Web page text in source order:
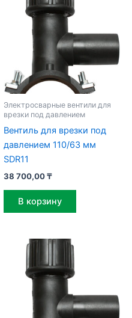
Электросварные вентили для
врезки под давлением
Вентиль для врезки под
давлением 110/63 мм
SDR11
38 700,00₸
В корзину